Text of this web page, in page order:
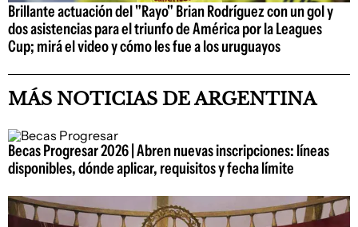
Brillante actuación del "Rayo" Brian Rodríguez con un gol y
dos asistencias para el triunfo de América por la Leagues
Cup; mirá el video y cómo les fue a los uruguayos
MÁS NOTICIAS DE ARGENTINA
Becas Progresar 2026 | Abren nuevas inscripciones: líneas
disponibles, dónde aplicar, requisitos y fecha límite